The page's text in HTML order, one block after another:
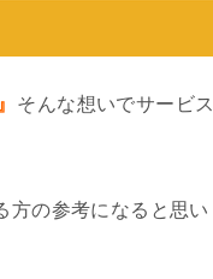
そんな想いでサービス
方の参考になると思い